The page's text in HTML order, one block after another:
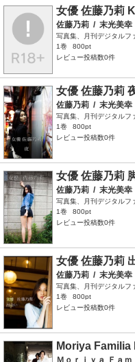
女優 佐藤乃莉
佐藤乃莉 / 末光美幸
写真集、月刊デジタルフ
1巻
800pt
レビュー投稿数0件
女優 佐藤乃莉
佐藤乃莉 / 末光美幸
写真集、月刊デジタルフ
1巻
800pt
レビュー投稿数0件
女優 佐藤乃莉
佐藤乃莉 / 末光美幸
写真集、月刊デジタルフ
1巻
800pt
レビュー投稿数0件
女優 佐藤乃莉
佐藤乃莉 / 末光美幸
写真集、月刊デジタルフ
1巻
800pt
レビュー投稿数0件
Moriya